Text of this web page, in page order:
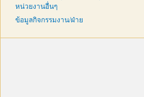
หน่วยงานอื่นๆ
ข้อมูลกิจกรรมงาน/ฝ่าย